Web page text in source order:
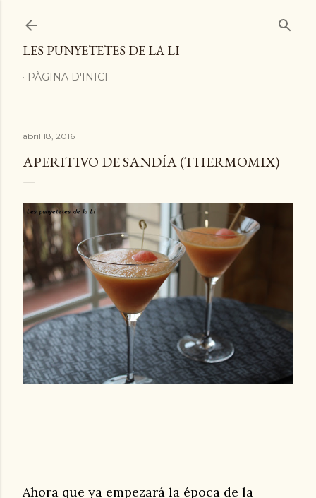
LES PUNYETETES DE LA LI
PÀGINA D'INICI
abril 18, 2016
APERITIVO DE SANDÍA (THERMOMIX)
Ahora que ya empezará la época de la